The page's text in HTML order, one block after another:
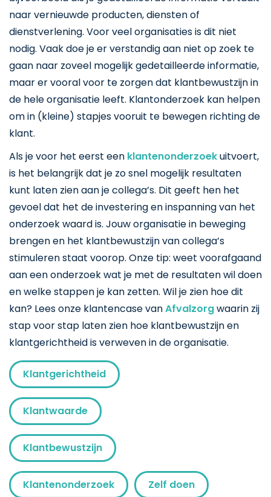
naar vernieuwde producten, diensten of
dienstverlening. Voor veel organisaties is dit niet
nodig. Vaak doe je er verstandig aan niet op zoek te
gaan naar zoveel mogelijk gedetailleerde informatie,
maar er vooral voor te zorgen dat klantbewustzijn in
de hele organisatie leeft. Klantonderzoek kan helpen
om in (kleine) stapjes vooruit te bewegen richting de
klant.
Als je voor het eerst een klantenonderzoekuitvoert,
is het belangrijk dat je zo snel mogelijk resultaten
kunt laten zien aan je collega’s. Dit geeft hen het
gevoel dat het de investering en inspanning van het
onderzoek waard is. Jouw organisatie in beweging
brengen en het klantbewustzijn van collega’s
stimuleren staat voorop. Onze tip: weet voorafgaand
aan een onderzoek wat je met de resultaten wil doen
en welke stappen je kan zetten. Wil je zien hoe dit
kan? Lees onze klantencase vanAfvalzorgwaarin zij
stap voor stap laten zien hoe klantbewustzijn en
klantgerichtheid is verweven in de organisatie.
Klantgerichtheid
Klantwaarde
Klantbewustzijn
Klantenonderzoek Zelf doen